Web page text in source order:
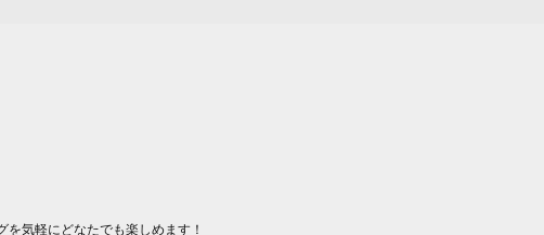
気軽にどなたでも楽しめます！